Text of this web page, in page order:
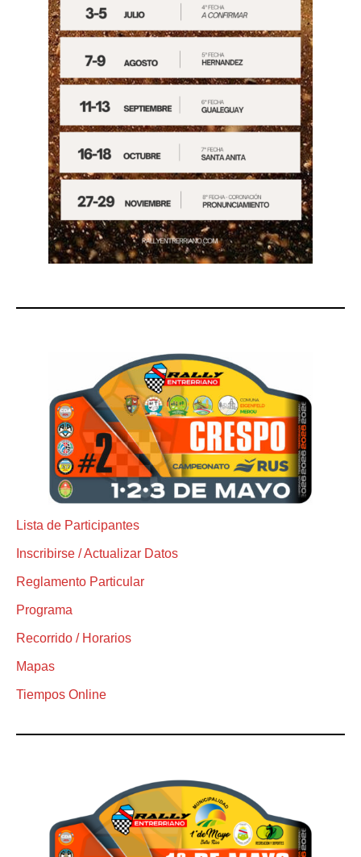
Lista de Participantes
Inscribirse / Actualizar Datos
Reglamento Particular
Programa
Recorrido / Horarios
Mapas
Tiempos Online